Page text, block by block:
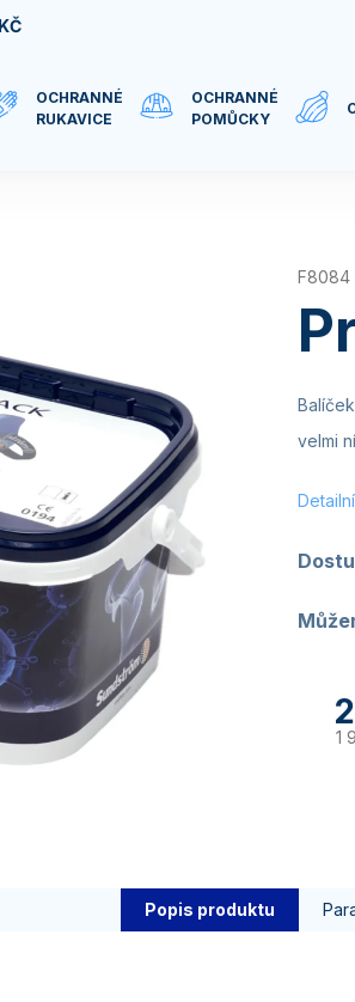
OCHRANNÉ
RUKAVICE
OCHRANNÉ
POMŮCKY
F8084
velmi
1
Popis produktu